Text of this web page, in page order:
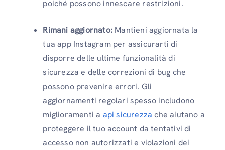
poiché possono innescare restrizioni.
Rimani aggiornato: Mantieni aggiornata la
tua app Instagram per assicurarti di
disporre delle ultime funzionalità di
sicurezza e delle correzioni di bug che
possono prevenire errori. Gli
aggiornamenti regolari spesso includono
miglioramenti a api sicurezzache aiutano a
proteggere il tuo account da tentativi di
accesso non autorizzati e violazioni dei